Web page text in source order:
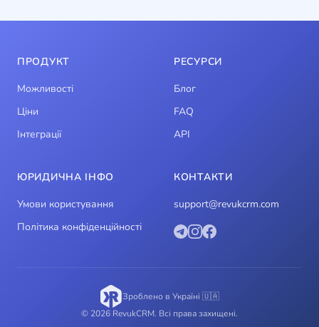
ПРОДУКТ
Можливості
Ціни
Інтеграції
РЕСУРСИ
Блог
FAQ
API
ЮРИДИЧНА ІНФО
Умови користування
Політика конфіденційності
КОНТАКТИ
support@revukcrm.com
Зроблено в Україні 🇺🇦
© 2026 RevukCRM. Всі права захищені.